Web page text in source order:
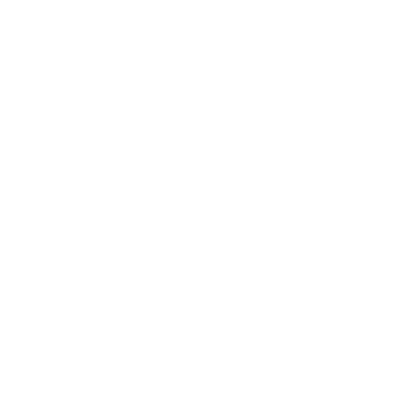
dem Produktionsprozess werden genutzt, um die Reinheit und
zu maximieren. Dies schließt die Überwachung der
in ein einheitliches System kann komplex und teuer